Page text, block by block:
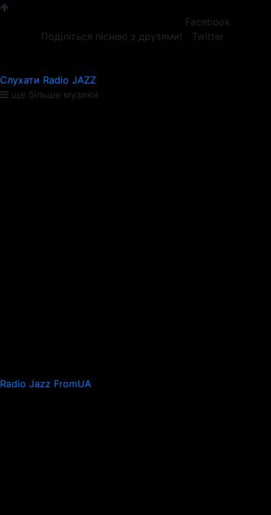
Поділіться піснею з друзями!
Facebook
Twitter
Слухати Radio JAZZ
ще більше музики
Radio Jazz FromUA